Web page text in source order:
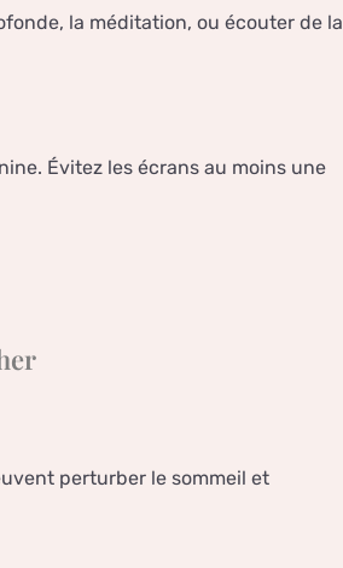
la méditation, ou écouter de la
Évitez les écrans au moins une
perturber le sommeil et